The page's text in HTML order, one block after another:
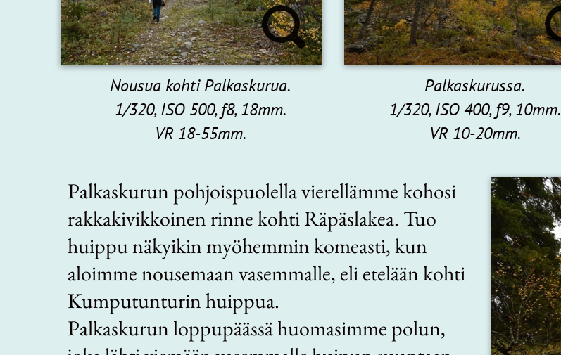
Nousua kohti Palkaskurua.
1/320, ISO 500, f8, 18mm.
VR 18-55mm.
Palkaskurussa.
1/320, ISO 400, f9, 10mm.
VR 10-20mm.
Palkaskurun pohjoispuolella vierellämme kohosi
rakkakivikkoinen rinne kohti Räpäslakea. Tuo
huippu näkyikin myöhemmin komeasti, kun
aloimme nousemaan vasemmalle, eli etelään kohti
Kumputunturin huippua.
Palkaskurun loppupäässä huomasimme polun,